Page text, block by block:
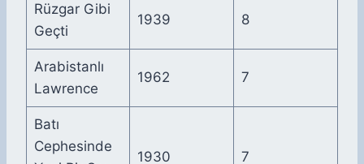
Rüzgar Gibi
Geçti
1939 8
Arabistanlı
Lawrence
1962 7
Batı
Cephesinde
1930 7